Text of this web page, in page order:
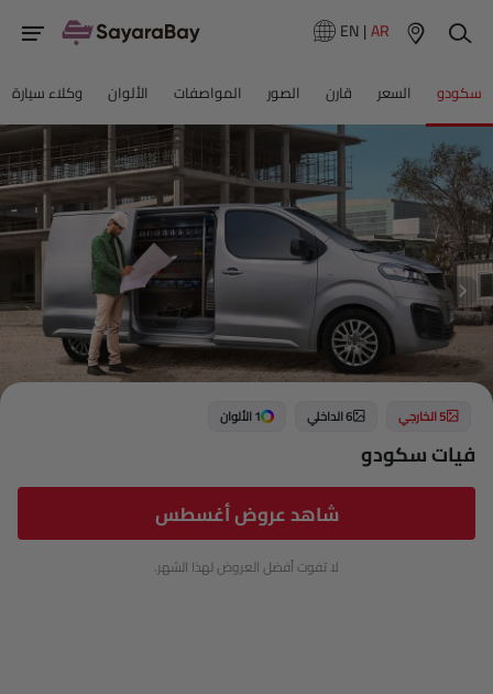
EN|AR
سكودو السعر قارن الصور المواصفات الألوان وكلاء سيارة
5 الخارجي 6 الداخلي 1 الألوان
فيات سكودو
شاهد عروض أغسطس
لا تفوت أفضل العروض لهذا الشهر.